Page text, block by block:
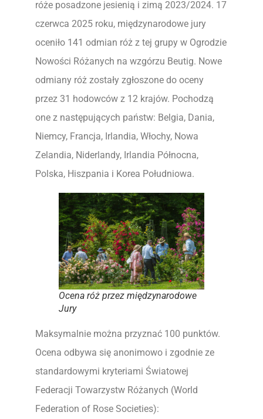
róże posadzone jesienią i zimą 2023/2024. 17
czerwca 2025 roku, międzynarodowe jury
oceniło 141 odmian róż z tej grupy w Ogrodzie
Nowości Różanych na wzgórzu Beutig. Nowe
odmiany róż zostały zgłoszone do oceny
przez 31 hodowców z 12 krajów. Pochodzą
one z następujących państw: Belgia, Dania,
Niemcy, Francja, Irlandia, Włochy, Nowa
Zelandia, Niderlandy, Irlandia Północna,
Polska, Hiszpania i Korea Południowa.
Ocena róż przez międzynarodowe
Jury
Maksymalnie można przyznać 100 punktów.
Ocena odbywa się anonimowo i zgodnie ze
standardowymi kryteriami Światowej
Federacji Towarzystw Różanych (World
Federation of Rose Societies):